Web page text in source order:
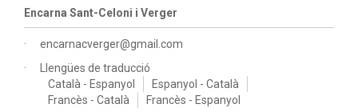
Encarna Sant-Celoni i Verger
encarnacverger@gmail.com
Llengües de traducció
Català - Espanyol
Espanyol - Català
Francès - Català
Francès - Espanyol